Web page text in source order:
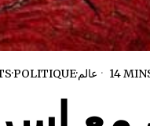
·POLITIQUE·عالم 14